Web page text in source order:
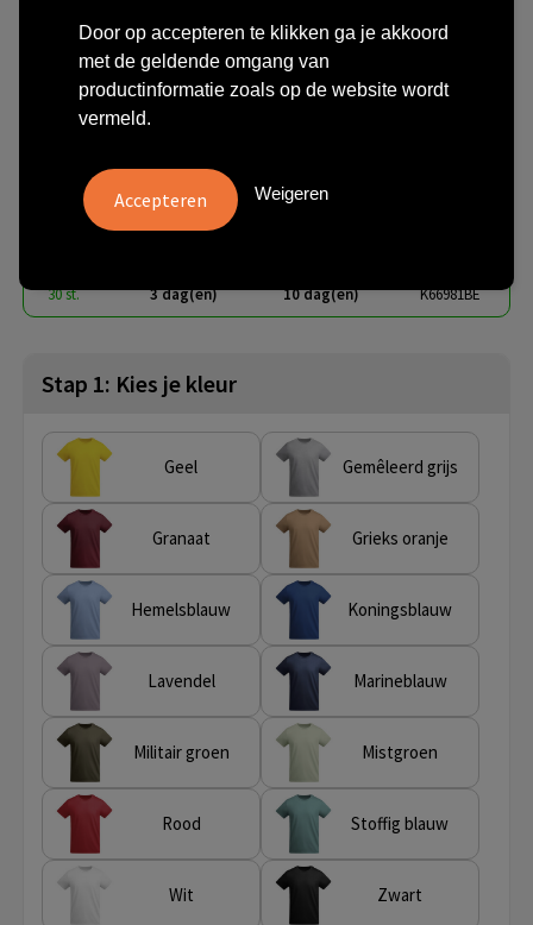
Breda 175 g/m² biologisch
katoenen kindershirt met
korte mouwen
vanafexcl. btw - bekijk staffel
30 st.
3 dag(en)
10 dag(en)
K66981BE
Stap 1: Kies je kleur
Geel Gemêleerd grijs
Granaat Grieks oranje
Hemelsblauw Koningsblauw
Lavendel Marineblauw
Militair groen Mistgroen
Rood Stoffig blauw
Wit Zwart
Door op accepteren te klikken ga je akkoord
met de geldende omgang van
productinformatie zoals op de website wordt
vermeld.
Weigeren